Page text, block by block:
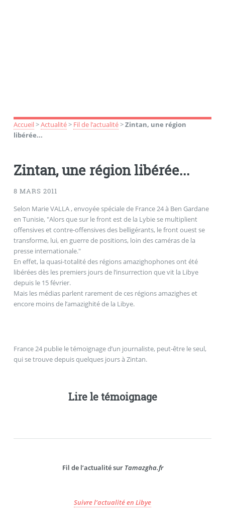
Accueil>Actualité> Fil de l’actualité>Zintan, une région
libérée...
Zintan, une région libérée...
8 MARS 2011
Selon Marie VALLA , envoyée spéciale de France 24 à Ben Gardane
en Tunisie, "Alors que sur le front est de la Lybie se multiplient
offensives et contre-offensives des belligérants, le front ouest se
transforme, lui, en guerre de positions, loin des caméras de la
presse internationale."
En effet, la quasi-totalité des régions amazighophones ont été
libérées dès les premiers jours de l’insurrection que vit la Libye
depuis le 15 février.
Mais les médias parlent rarement de ces régions amazighes et
encore moins de l’amazighité de la Libye.
France 24 publie le témoignage d’un journaliste, peut-être le seul,
qui se trouve depuis quelques jours à Zintan.
Lire le témoignage
Fil de l’actualité sur Tamazgha.fr
Suivre l’actualité en Libye